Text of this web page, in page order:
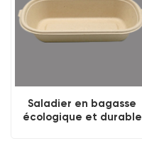
Saladier en bagasse
écologique et durable